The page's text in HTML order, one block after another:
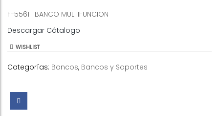
F-5561 · BANCO MULTIFUNCION
Descargar Cátalogo
WISHLIST
Categorías: Bancos, Bancos y Soportes